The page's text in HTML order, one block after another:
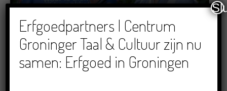
Dichters in de Prinsentuin: Verslag Zomor Wat
Ommaans
29/06/2026
Erfgoedpartners | Centrum
Groninger Taal & Cultuur zijn nu
samen: Erfgoed in Groningen